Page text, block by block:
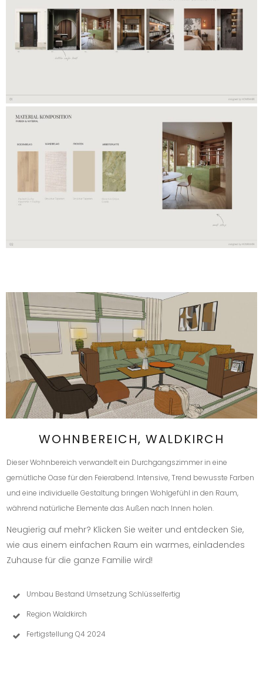
WOHNBEREICH, WALDKIRCH
Dieser Wohnbereich verwandelt ein Durchgangszimmer in eine
gemütliche Oase für den Feierabend. Intensive, Trend bewusste Farben
und eine individuelle Gestaltung bringen Wohlgefühl in den Raum,
während natürliche Elemente das Außen nach Innen holen.
Neugierig auf mehr? Klicken Sie weiter und entdecken Sie,
wie aus einem einfachen Raum ein warmes, einladendes
Zuhause für die ganze Familie wird!
Umbau Bestand Umsetzung Schlüsselfertig
Region Waldkirch
Fertigstellung Q4 2024